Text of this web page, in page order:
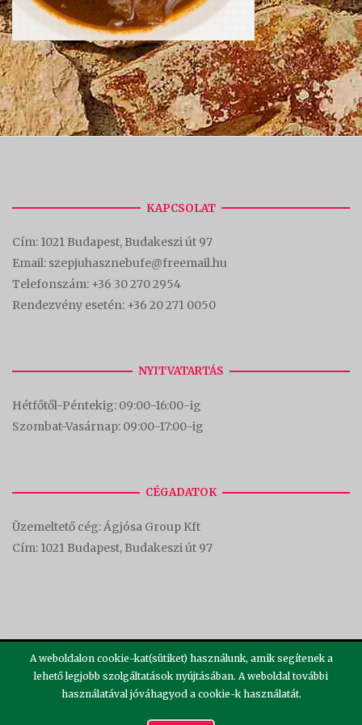
KAPCSOLAT
Cím: 1021 Budapest, Budakeszi út 97
Email: szepjuhasznebufe@freemail.hu
Telefonszám: +36 30 270 2954
Rendezvény esetén: +36 20 271 0050
NYITVATARTÁS
Hétfőtől-Péntekig: 09:00-16:00-ig
Szombat-Vasárnap: 09:00-17:00-ig
CÉGADATOK
Üzemeltető cég: Ágjósa Group Kft
Cím: 1021 Budapest, Budakeszi út 97
Theme bySiteOrigin
A weboldalon cookie-kat(sütiket) használunk, amik segítenek a
lehető legjobb szolgáltatások nyújtásában. A weboldal további
használatával jóváhagyod a cookie-k használatát.